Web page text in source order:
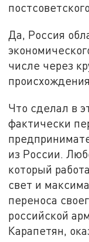
Да, Россия
числе через
Что сделал в
фактически
из России.
который
свет и
переноса
российской
Карапетян,